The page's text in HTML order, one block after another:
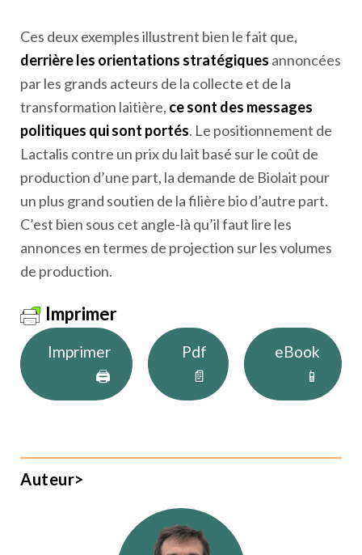
Ces deux exemples illustrent bien le fait que,
derrière les orientations stratégiques annoncées
par les grands acteurs de la collecte et de la
transformation laitière, ce sont des messages
politiques qui sont portés. Le positionnement de
Lactalis contre un prix du lait basé sur le coût de
production d’une part, la demande de Biolait pour
un plus grand soutien de la filière bio d’autre part.
C’est bien sous cet angle-là qu’il faut lire les
annonces en termes de projection sur les volumes
de production.
Imprimer
Imprimer
🖨
Pdf
📄
eBook
📱
Auteur>